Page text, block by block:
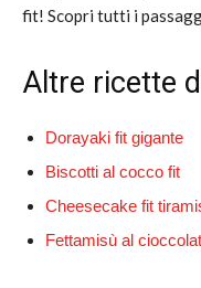
fit! Scopri tutti i
Altre ricette
Dorayaki fit gigante
Biscotti al cocco fit
Cheesecake fit
Fettamisù al